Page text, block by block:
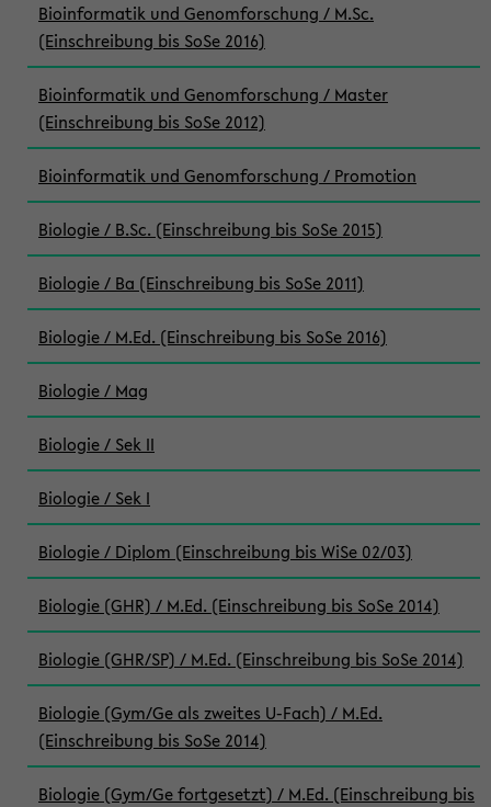
Bioinformatik und Genomforschung / M.Sc.
(Einschreibung bis SoSe 2016)
Bioinformatik und Genomforschung / Master
(Einschreibung bis SoSe 2012)
Bioinformatik und Genomforschung / Promotion
Biologie / B.Sc. (Einschreibung bis SoSe 2015)
Biologie / Ba (Einschreibung bis SoSe 2011)
Biologie / M.Ed. (Einschreibung bis SoSe 2016)
Biologie / Mag
Biologie / Sek II
Biologie / Sek I
Biologie / Diplom (Einschreibung bis WiSe 02/03)
Biologie (GHR) / M.Ed. (Einschreibung bis SoSe 2014)
Biologie (GHR/SP) / M.Ed. (Einschreibung bis SoSe 2014)
Biologie (Gym/Ge als zweites U-Fach) / M.Ed.
(Einschreibung bis SoSe 2014)
Biologie (Gym/Ge fortgesetzt) / M.Ed. (Einschreibung bis